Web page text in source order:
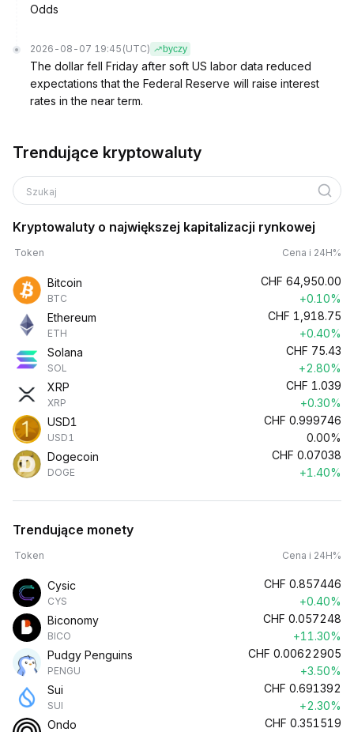
Odds
2026-08-07 19:45 (UTC) byczy
The dollar fell Friday after soft US labor data reduced
expectations that the Federal Reserve will raise interest
rates in the near term.
Trendujące kryptowaluty
Szukaj
Kryptowaluty o największej kapitalizacji rynkowej
Token Cena i 24H%
Bitcoin
BTC
CHF 64,950.00
+0.10%
Ethereum
ETH
CHF 1,918.75
+0.40%
Solana
SOL
CHF 75.43
+2.80%
XRP
XRP
CHF 1.039
+0.30%
USD1
USD1
CHF 0.999746
0.00%
Dogecoin
DOGE
CHF 0.07038
+1.40%
Trendujące monety
Token Cena i 24H%
Cysic
CYS
CHF 0.857446
+0.40%
Biconomy
BICO
CHF 0.057248
+11.30%
Pudgy Penguins
PENGU
CHF 0.00622905
+3.50%
Sui
SUI
CHF 0.691392
+2.30%
Ondo
CHF 0.351519